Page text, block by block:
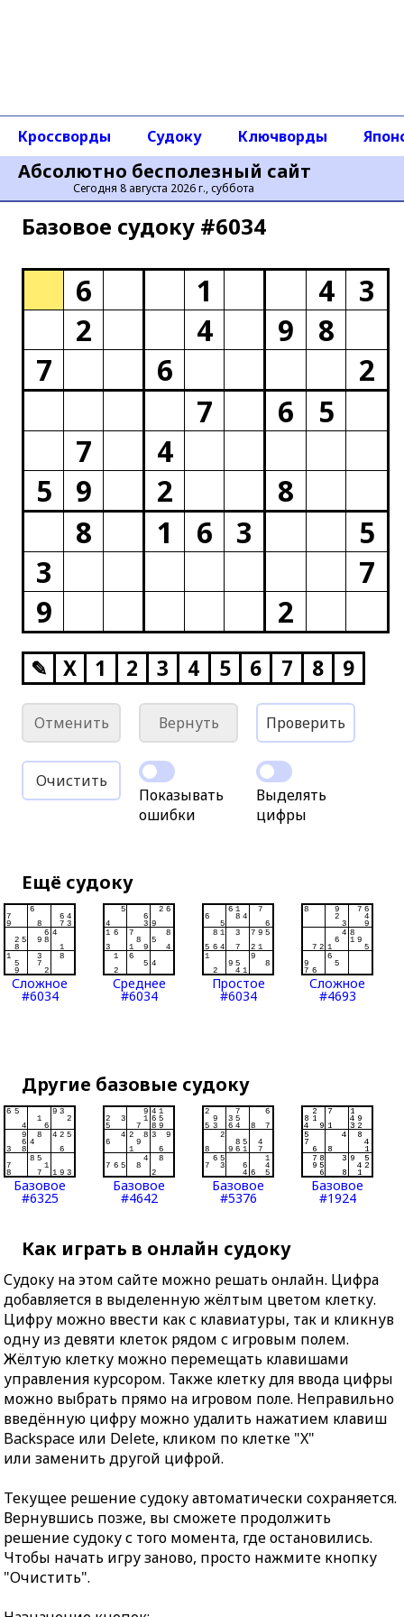
Абсолютно бесполезный сайт
Сегодня 8 августа 2026 г., суббота
Кроссворды Судоку Ключворды
Базовое cудоку #6034
6 1 4
3
2
4 9
8
7
6
2
7
6
5
7
4
5
9 2
8
8
1 6 3
5
3
7
9
2
✎ X 1 2 3 4 5 6 7 8 9
Отменить Вернуть Проверить
Очистить
Показывать
ошибки
Выделять
цифры
Ещё судоку
Сложное
#6034
Среднее
#6034
Простое
#6034
Сложное
#4693
Другие базовые судоку
Базовое
#6325
Базовое
#4642
Базовое
#5376
Базовое
#1924
Как играть в онлайн судоку
Судоку на этом сайте можно решать онлайн. Цифра
добавляется в выделенную жёлтым цветом клетку.
Цифру можно ввести как с клавиатуры, так и кликнув
одну из девяти клеток рядом с игровым полем.
Жёлтую клетку можно перемещать клавишами
управления курсором. Также клетку для ввода цифры
можно выбрать прямо на игровом поле. Неправильно
введённую цифру можно удалить нажатием клавиш
Backspace или Delete, кликом по клетке "X"
или заменить другой цифрой.
Текущее решение судоку автоматически сохраняется.
Вернувшись позже, вы сможете продолжить
решение судоку с того момента, где остановились.
Чтобы начать игру заново, просто нажмите кнопку
"Очистить".